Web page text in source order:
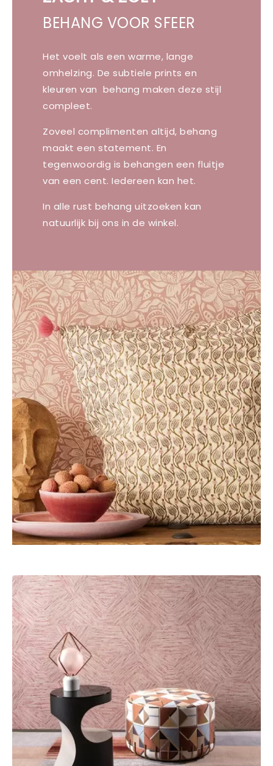
BEHANG VOOR SFEER
Het voelt als een warme, lange
omhelzing. De subtiele prints en
kleuren van behang maken deze stijl
compleet.
Zoveel complimenten altijd, behang
maakt een statement. En
tegenwoordig is behangen een fluitje
van een cent. Iedereen kan het.
In alle rust behang uitzoeken kan
natuurlijk bij ons in de winkel.